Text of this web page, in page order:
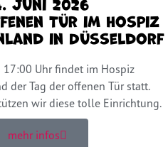
Tür im Hospiz
in Düsseldorf
17:00 Uhr findet im Hospiz
der Tag der offenen Tür statt.
wir diese tolle Einrichtung.
mehr infos